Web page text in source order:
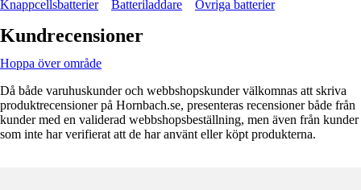
Knappcellsbatterier
Batteriladdare Övriga batterier
Kundrecensioner
Hoppa över område
Då både varuhuskunder och webbshopskunder välkomnas att skriva
produktrecensioner på Hornbach.se, presenteras recensioner både från
kunder med en validerad webbshopsbeställning, men även från kunder
som inte har verifierat att de har använt eller köpt produkterna.